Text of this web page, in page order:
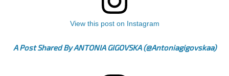
View this post on Instagram
A Post Shared By ANTONIA GIGOVSKA (@antoniagigovskaa)